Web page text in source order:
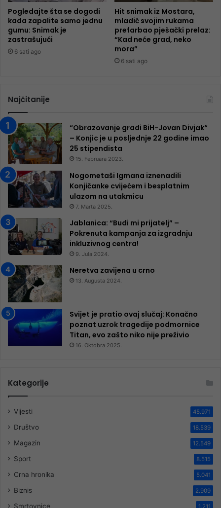
Pogledajte šta se dogodi
kada zapalite samo jednu
gumu: Snimak je
zastrašujući
6 sati ago
Hit snimak iz Mostara,
mladić svojim rukama
prefarbao pješački prelaz:
“Kad neće grad, neko
mora”
6 sati ago
Najčitanije
“Obrazovanje gradi BiH-Jovan Divjak“
– Konjic je u posljednje 22 godine imao
25 ​​stipendista
15. Februara 2023.
Nogometaši Igmana iznenadili
Konjičanke cvijećem i besplatnim
ulazom na utakmicu
7. Marta 2025.
Jablanica: “Budi mi prijatelj” –
Pokrenuta kampanja za izgradnju
inkluzivnog centra!
9. Jula 2024.
Neretva zavijena u crno
13. Augusta 2024.
Svijet je pratio ovaj slučaj: Konačno
poznat uzrok tragedije podmornice
Titan, evo zašto niko nije preživio
16. Oktobra 2025.
Kategorije
Vijesti 45.971
Društvo 18.539
Magazin 12.549
Sport 8.515
Crna hronika 5.041
Biznis 2.909
Smrtovnice 1.211